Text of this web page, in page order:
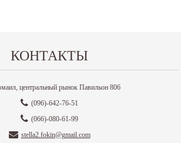
КОНТАКТЫ
центральный рынок Павильон 806
(096)-642-76-51
(066)-080-61-99
stella2.fokin@gmail.com